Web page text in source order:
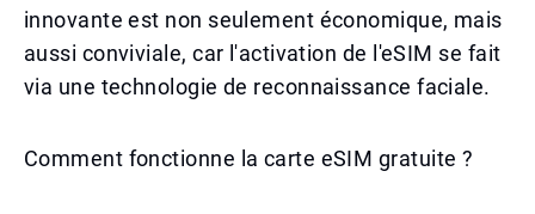
innovante est non seulement économique, mais
aussi conviviale, car l'activation de l'eSIM se fait
via une technologie de reconnaissance faciale.
Comment fonctionne la carte eSIM gratuite ?